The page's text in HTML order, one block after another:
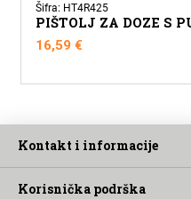
Šifra: HT4R425
PIŠTOLJ ZA DOZE S
16,59€
Kontakt i informacije
Korisnička podrška